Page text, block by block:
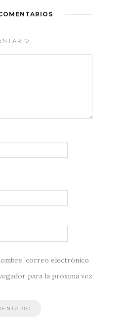
correo electrónico
para la próxima vez